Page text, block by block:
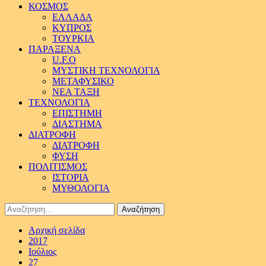
ΚΟΣΜΟΣ
ΕΛΛΑΔΑ
ΚΥΠΡΟΣ
ΤΟΥΡΚΙΑ
ΠΑΡΑΞΕΝΑ
U.F.O
ΜΥΣΤΙΚΗ ΤΕΧΝΟΛΟΓΙΑ
ΜΕΤΑΦΥΣΙΚΟ
ΝΕΑ ΤΑΞΗ
ΤΕΧΝΟΛΟΓΙΑ
ΕΠΙΣΤΗΜΗ
ΔΙΑΣΤΗΜΑ
ΔΙΑΤΡΟΦΗ
ΔΙΑΤΡΟΦΗ
ΦΥΣΗ
ΠΟΛΙΤΙΣΜΟΣ
ΙΣΤΟΡΙΑ
ΜΥΘΟΛΟΓΙΑ
Αναζήτηση
για:
Αρχική σελίδα
2017
Ιούλιος
27